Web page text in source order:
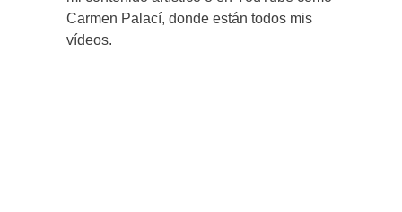
Carmen Palací, donde están todos mis
vídeos.